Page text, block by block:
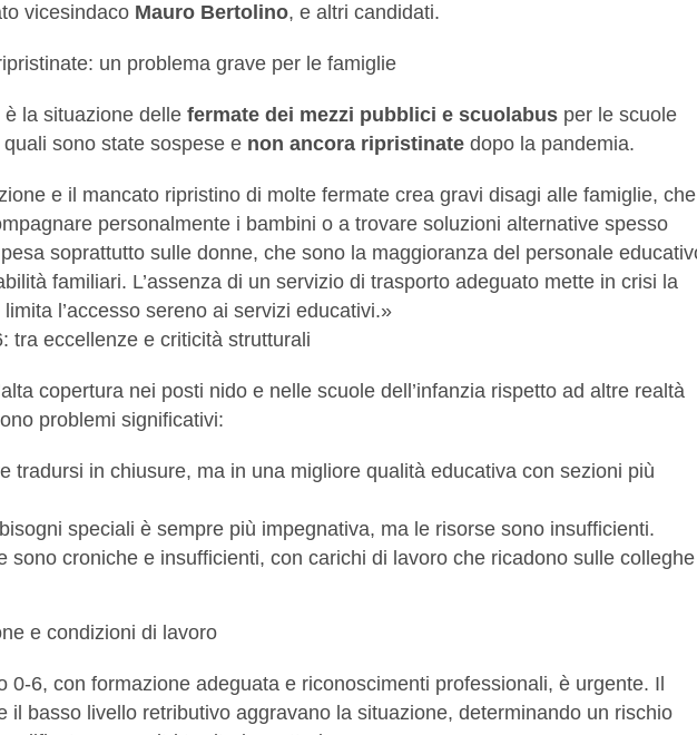
vicesindaco Mauro Bertolino, e altri candidati.
un problema grave per le famiglie
la situazione delle fermate dei mezzi pubblici e scuolabus per le scuole
sono state sospese e non ancora ripristinate dopo la pandemia.
e il mancato ripristino di molte fermate crea gravi disagi alle famiglie,
personalmente i bambini o a trovare soluzioni alternative spesso
soprattutto sulle donne, che sono la maggioranza del personale
familiari. L’assenza di un servizio di trasporto adeguato mette in crisi la
l’accesso sereno ai servizi educativi.»
tra eccellenze e criticità strutturali
copertura nei posti nido e nelle scuole dell’infanzia rispetto ad altre realtà
problemi significativi:
tradursi in chiusure, ma in una migliore qualità educativa con sezioni più
speciali è sempre più impegnativa, ma le risorse sono insufficienti.
sono croniche e insufficienti, con carichi di lavoro che ricadono sulle colleghe
e condizioni di lavoro
0-6, con formazione adeguata e riconoscimenti professionali, è urgente. Il
il basso livello retributivo aggravano la situazione, determinando un rischio